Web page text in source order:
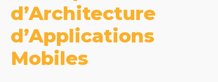
d’Architecture
d’Applications
Mobiles